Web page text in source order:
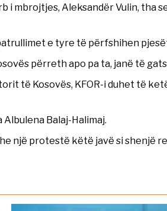
i mbrojtjes, Aleksandër Vulin, tha
e tyre të përfshihen
përreth apo pa ta, janë të
të Kosovës, KFOR-i duhet të
Balaj-Halimaj.
një protestë këtë javë si shenjë